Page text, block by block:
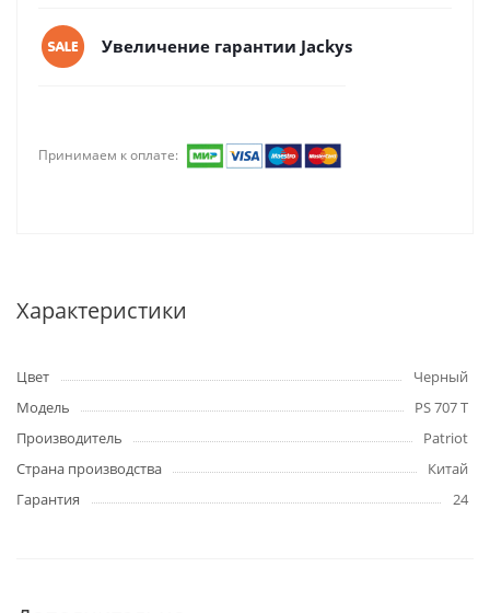
Увеличение гарантии Jackys
Принимаем к оплате:
Характеристики
Цвет
Черный
Модель
PS 707 T
Производитель
Patriot
Страна производства
Китай
Гарантия
24